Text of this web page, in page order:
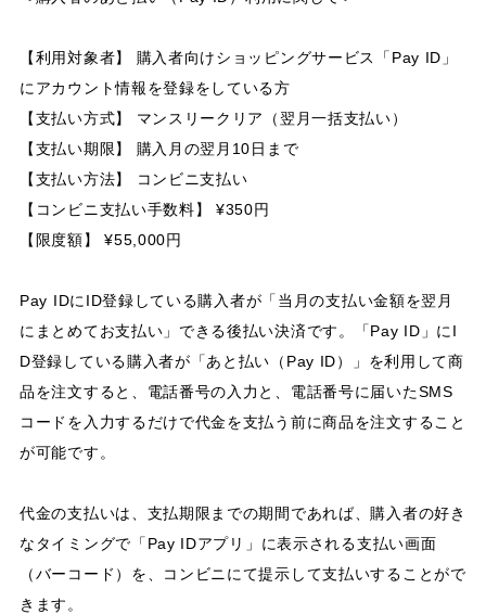
【利用対象者】 購入者向けショッピングサービス「Pay ID」
にアカウント情報を登録をしている方
【支払い方式】 マンスリークリア（翌月一括支払い）
【支払い期限】 購入月の翌月10日まで
【支払い方法】 コンビニ支払い
【コンビニ支払い手数料】 ¥350円
【限度額】 ¥55,000円
Pay IDにID登録している購入者が「当月の支払い金額を翌月
にまとめてお支払い」できる後払い決済です。「Pay ID」にI
D登録している購入者が「あと払い（Pay ID）」を利用して商
品を注文すると、電話番号の入力と、電話番号に届いたSMS
コードを入力するだけで代金を支払う前に商品を注文すること
が可能です。
代金の支払いは、支払期限までの期間であれば、購入者の好き
なタイミングで「Pay IDアプリ」に表示される支払い画面
（バーコード）を、コンビニにて提示して支払いすることがで
きます。